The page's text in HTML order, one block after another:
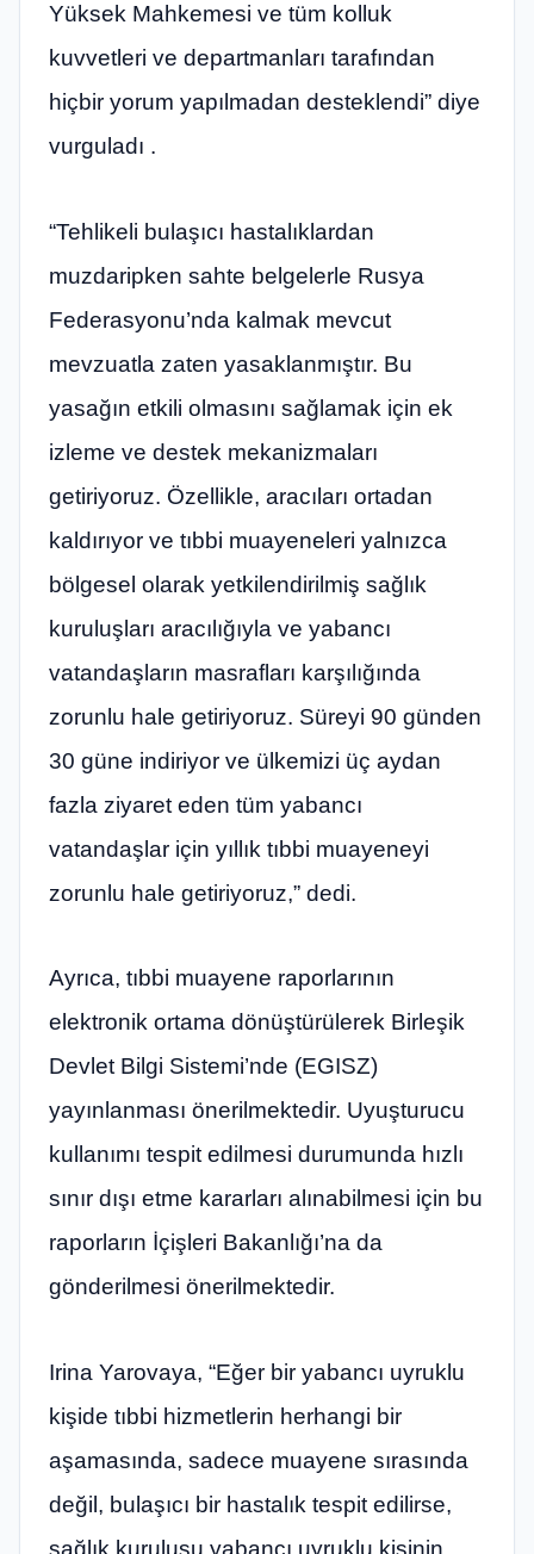
Yüksek Mahkemesi ve tüm kolluk
kuvvetleri ve departmanları tarafından
hiçbir yorum yapılmadan desteklendi” diye
vurguladı .
“Tehlikeli bulaşıcı hastalıklardan
muzdaripken sahte belgelerle Rusya
Federasyonu’nda kalmak mevcut
mevzuatla zaten yasaklanmıştır. Bu
yasağın etkili olmasını sağlamak için ek
izleme ve destek mekanizmaları
getiriyoruz. Özellikle, aracıları ortadan
kaldırıyor ve tıbbi muayeneleri yalnızca
bölgesel olarak yetkilendirilmiş sağlık
kuruluşları aracılığıyla ve yabancı
vatandaşların masrafları karşılığında
zorunlu hale getiriyoruz. Süreyi 90 günden
30 güne indiriyor ve ülkemizi üç aydan
fazla ziyaret eden tüm yabancı
vatandaşlar için yıllık tıbbi muayeneyi
zorunlu hale getiriyoruz,” dedi.
Ayrıca, tıbbi muayene raporlarının
elektronik ortama dönüştürülerek Birleşik
Devlet Bilgi Sistemi’nde (EGISZ)
yayınlanması önerilmektedir. Uyuşturucu
kullanımı tespit edilmesi durumunda hızlı
sınır dışı etme kararları alınabilmesi için bu
raporların İçişleri Bakanlığı’na da
gönderilmesi önerilmektedir.
Irina Yarovaya, “Eğer bir yabancı uyruklu
kişide tıbbi hizmetlerin herhangi bir
aşamasında, sadece muayene sırasında
değil, bulaşıcı bir hastalık tespit edilirse,
sağlık kuruluşu yabancı uyruklu kişinin